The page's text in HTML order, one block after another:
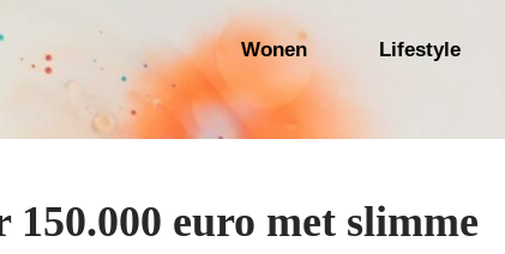
Wonen Lifestyle
euro met slimme